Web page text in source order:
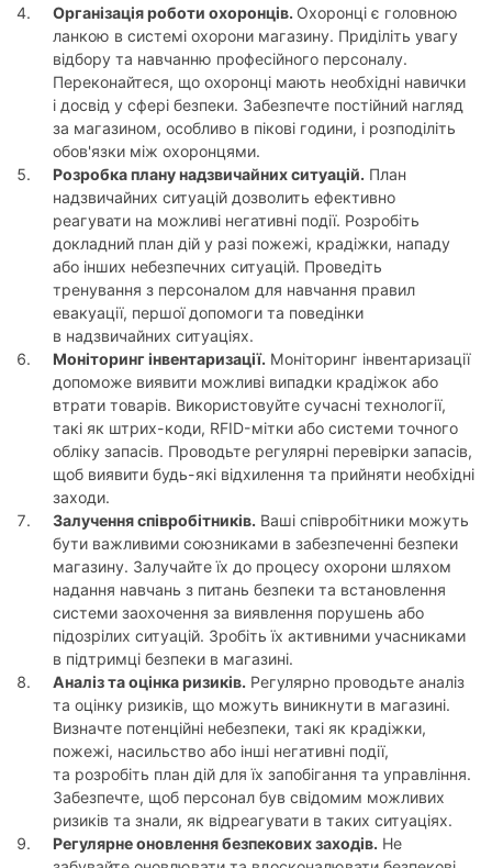
Організація роботи охоронців. Охоронці є головною
ланкою в системі охорони магазину. Приділіть увагу
відбору та навчанню професійного персоналу.
Переконайтеся, що охоронці мають необхідні навички
і досвід у сфері безпеки. Забезпечте постійний нагляд
за магазином, особливо в пікові години, і розподіліть
обов'язки між охоронцями.
Розробка плану надзвичайних ситуацій. План
надзвичайних ситуацій дозволить ефективно
реагувати на можливі негативні події. Розробіть
докладний план дій у разі пожежі, крадіжки, нападу
або інших небезпечних ситуацій. Проведіть
тренування з персоналом для навчання правил
евакуації, першої допомоги та поведінки
в надзвичайних ситуаціях.
Моніторинг інвентаризації. Моніторинг інвентаризації
допоможе виявити можливі випадки крадіжок або
втрати товарів. Використовуйте сучасні технології,
такі як штрих-коди, RFID-мітки або системи точного
обліку запасів. Проводьте регулярні перевірки запасів,
щоб виявити будь-які відхилення та прийняти необхідні
заходи.
Залучення співробітників. Ваші співробітники можуть
бути важливими союзниками в забезпеченні безпеки
магазину. Залучайте їх до процесу охорони шляхом
надання навчань з питань безпеки та встановлення
системи заохочення за виявлення порушень або
підозрілих ситуацій. Зробіть їх активними учасниками
в підтримці безпеки в магазині.
Аналіз та оцінка ризиків. Регулярно проводьте аналіз
та оцінку ризиків, що можуть виникнути в магазині.
Визначте потенційні небезпеки, такі як крадіжки,
пожежі, насильство або інші негативні події,
та розробіть план дій для їх запобігання та управління.
Забезпечте, щоб персонал був свідомим можливих
ризиків та знали, як відреагувати в таких ситуаціях.
Регулярне оновлення безпекових заходів. Не